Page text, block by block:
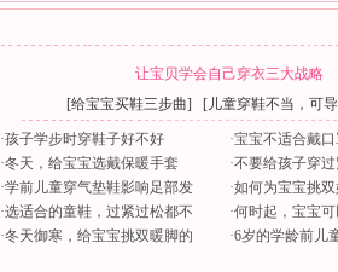
让宝贝学会自己穿衣三大战略
[给宝宝买鞋三步曲] [儿童穿鞋不当，可
·孩子学步时穿鞋子好不好
·冬天，给宝宝选戴保暖手套
·学前儿童穿气垫鞋影响足部发
·选适合的童鞋，过紧过松都不
·冬天御寒，给宝宝挑双暖脚的
·宝宝不适合戴
·不要给孩子穿
·如何为宝宝挑
·何时起，宝宝
·6岁的学龄前儿